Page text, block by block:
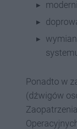
Ponadto w
(dźwigów